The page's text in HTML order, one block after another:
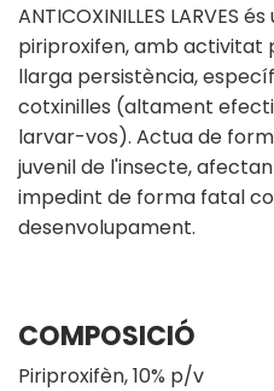
ANTICOXINILLES LARVES
piriproxifen, amb activitat
llarga persistència,
cotxinilles (altament
larvar-vos). Actua de
juvenil de l'insecte,
impedint de forma fatal
desenvolupament.
COMPOSICIÓ
Piriproxifèn, 10% p/v